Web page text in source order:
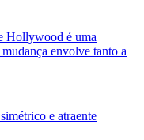
Hollywood é uma
envolve tanto a
e atraente